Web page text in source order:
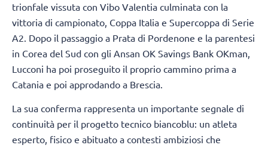
trionfale vissuta con Vibo Valentia culminata con la
vittoria di campionato, Coppa Italia e Supercoppa di Serie
A2. Dopo il passaggio a Prata di Pordenone e la parentesi
in Corea del Sud con gli Ansan OK Savings Bank OKman,
Lucconi ha poi proseguito il proprio cammino prima a
Catania e poi approdando a Brescia.
La sua conferma rappresenta un importante segnale di
continuità per il progetto tecnico biancoblu: un atleta
esperto, fisico e abituato a contesti ambiziosi che